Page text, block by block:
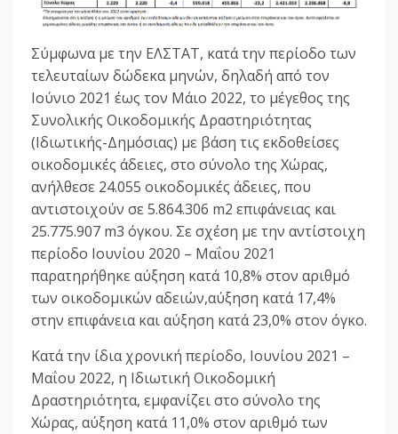
Σύμφωνα με την ΕΛΣΤΑΤ, κατά την περίοδο των
τελευταίων δώδεκα μηνών, δηλαδή από τον
Ιούνιο 2021 έως τον Μάιο 2022, το μέγεθος της
Συνολικής Οικοδομικής Δραστηριότητας
(Ιδιωτικής-Δημόσιας) με βάση τις εκδοθείσες
οικοδομικές άδειες, στο σύνολο της Χώρας,
ανήλθεσε 24.055 οικοδομικές άδειες, που
αντιστοιχούν σε 5.864.306 m2 επιφάνειας και
25.775.907 m3 όγκου. Σε σχέση με την αντίστοιχη
περίοδο Ιουνίου 2020 – Μαΐου 2021
παρατηρήθηκε αύξηση κατά 10,8% στον αριθμό
των οικοδομικών αδειών,αύξηση κατά 17,4%
στην επιφάνεια και αύξηση κατά 23,0% στον όγκο.
Κατά την ίδια χρονική περίοδο, Ιουνίου 2021 –
Μαΐου 2022, η Ιδιωτική Οικοδομική
Δραστηριότητα, εμφανίζει στο σύνολο της
Χώρας, αύξηση κατά 11,0% στον αριθμό των